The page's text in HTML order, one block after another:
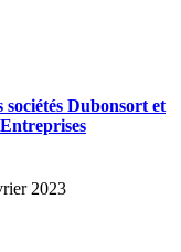
Dubonsort et
2023